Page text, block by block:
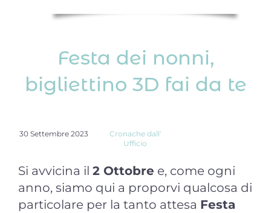
Festa dei nonni,
bigliettino 3D fai da te
30 Settembre 2023
Cronache dall'
Ufficio
Si avvicina il 2 Ottobre e, come ogni
anno, siamo qui a proporvi qualcosa di
particolare per la tanto attesa Festa